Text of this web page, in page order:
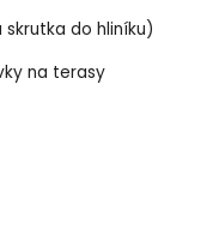
skrutka do hliníku)